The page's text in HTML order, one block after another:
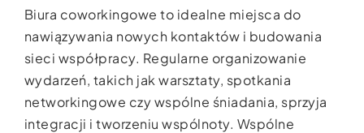
Biura coworkingowe to idealne miejsca do
nawiązywania nowych kontaktów i budowania
sieci współpracy. Regularne organizowanie
wydarzeń, takich jak warsztaty, spotkania
networkingowe czy wspólne śniadania, sprzyja
integracji i tworzeniu wspólnoty. Wspólne